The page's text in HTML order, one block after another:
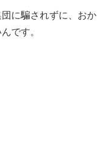
に騙されずに、おか
です。